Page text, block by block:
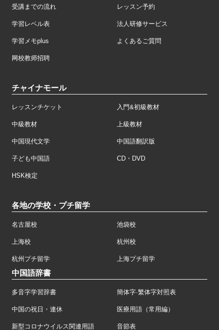
受講までの流れ レッスン予約
学習レベル表 法人研修サービス
学習メモplus よくあるご質問
网校教师招聘
チャイナモール
レッスンチケット 入門&初級教材
中級教材 上級教材
中国現代文学 中国語翻訳版
子ども中国語 CD・DVD
HSK検定
各地の学校・プチ留学
名古屋校 池袋校
上海校 杭州校
杭州プチ留学 上海プチ留学
中国語辞書
多音字学習辞書 簡体字·繁体字対照表
中国の祝日・連休 医療用語（常用編）
新型コロナウイルス関連用語 音節表